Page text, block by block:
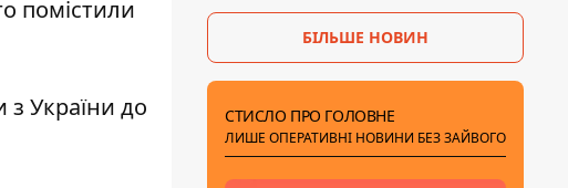
помістили
з України до
після укусів комарів
БІЛЬШЕ НОВИН
СТИСЛО ПРО ГОЛОВНЕ
ЛИШЕ ОПЕРАТИВНІ НОВИНИ БЕЗ ЗАЙВОГО